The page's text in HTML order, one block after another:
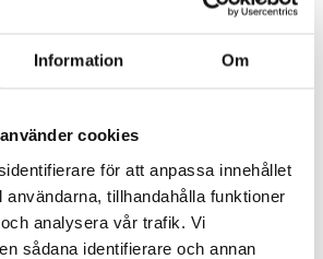
Information Om
cookies
för att anpassa innehållet
användarna, tillhandahålla funktioner
analysera vår trafik. Vi
sådana identifierare och annan
Syma R/C S5H Airwolf
kr 499